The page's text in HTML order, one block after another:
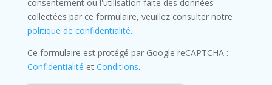
consentement ou l'utilisation faite des données
collectées par ce formulaire, veuillez consulter notre
politique de confidentialité.
Ce formulaire est protégé par Google reCAPTCHA :
Confidentialité et Conditions.